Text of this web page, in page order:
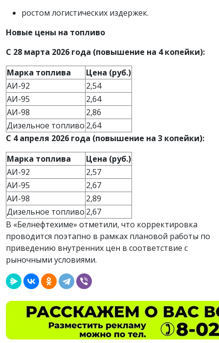
ростом логистических издержек.
Новые цены на топливо
С 28 марта 2026 года (повышение на 4 копейки):
Марка топлива
Цена (руб.)
АИ-92
2,54
АИ-95
2,64
АИ-98
2,86
Дизельное топливо 2,64
С 4 апреля 2026 года (повышение на 3 копейки):
Марка топлива
Цена (руб.)
АИ-92
2,57
АИ-95
2,67
АИ-98
2,89
Дизельное топливо 2,67
В «Белнефтехиме» отметили, что корректировка
проводится поэтапно в рамках плановой работы по
приведению внутренних цен в соответствие с
рыночными условиями.